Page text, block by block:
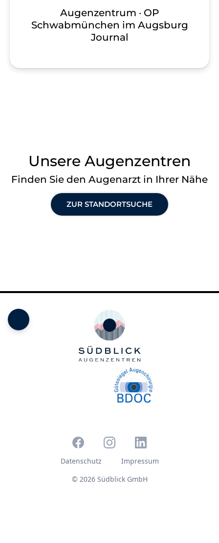
Augenzentrum · OP
Schwabmünchen im Augsburg
Journal
Unsere Augenzentren
Finden Sie den Augenarzt in Ihrer Nähe
ZUR STANDORTSUCHE
© 2026 Südblick GmbH
Datenschutz Impressum